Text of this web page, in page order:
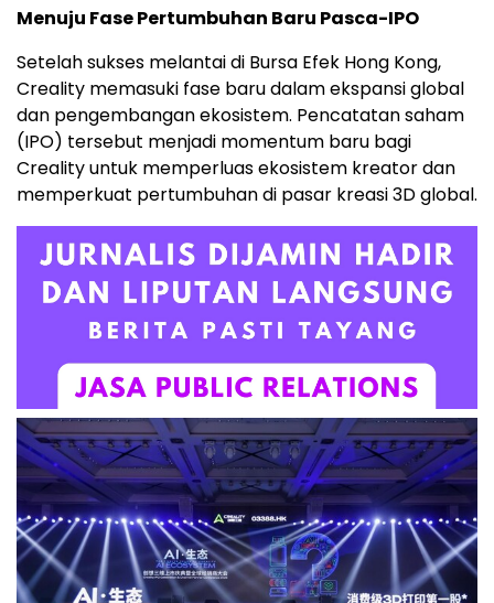
Menuju Fase Pertumbuhan Baru Pasca-IPO
Setelah sukses melantai di Bursa Efek Hong Kong,
Creality memasuki fase baru dalam ekspansi global
dan pengembangan ekosistem. Pencatatan saham
(IPO) tersebut menjadi momentum baru bagi
Creality untuk memperluas ekosistem kreator dan
memperkuat pertumbuhan di pasar kreasi 3D global.